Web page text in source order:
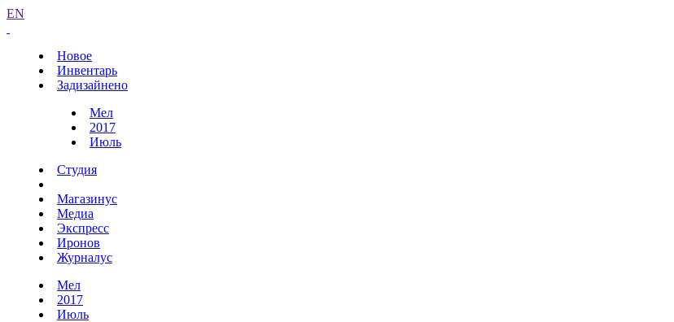
EN
Новое
Инвентарь
Задизайнено
Мел
2017
Июль
Студия
Магазинус
Медиа
Экспресс
Иронов
Журналус
Мел
2017
Июль